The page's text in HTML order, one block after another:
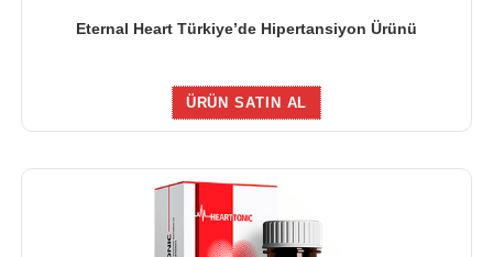
Eternal Heart Türkiye’de Hipertansiyon Ürünü
ÜRÜN SATIN AL